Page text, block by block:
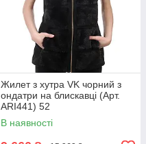
Жилет з хутра VK чорний з
ондатри на блискавці (Арт.
ARI441) 52
В наявності